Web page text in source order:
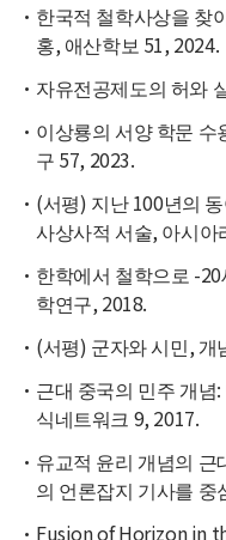
한국적 철학사상을 찾
홍, 애산학보 51, 2024.
자유전공제도의 허와
이상룡의 서양 학문
구 57, 2023.
(서평) 지난 100년의
사상사적 서술, 아시아
한학에서 철학으로 -
학연구, 2018.
(서평) 군자와 시민, 개
근대 중국의 민주 개념
식네트워크 9, 2017.
유교적 윤리 개념의
의 언론잡지 기사를 중
Fusion of Horizon in